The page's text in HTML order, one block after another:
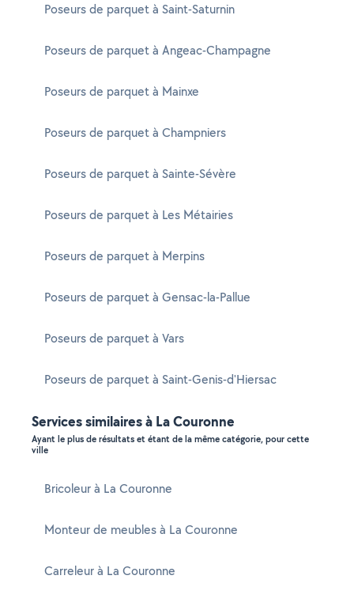
Poseurs de parquet à Saint-Saturnin
Poseurs de parquet à Angeac-Champagne
Poseurs de parquet à Mainxe
Poseurs de parquet à Champniers
Poseurs de parquet à Sainte-Sévère
Poseurs de parquet à Les Métairies
Poseurs de parquet à Merpins
Poseurs de parquet à Gensac-la-Pallue
Poseurs de parquet à Vars
Poseurs de parquet à Saint-Genis-d'Hiersac
Services similaires à La Couronne
Ayant le plus de résultats et étant de la même catégorie, pour cette
ville
Bricoleur à La Couronne
Monteur de meubles à La Couronne
Carreleur à La Couronne